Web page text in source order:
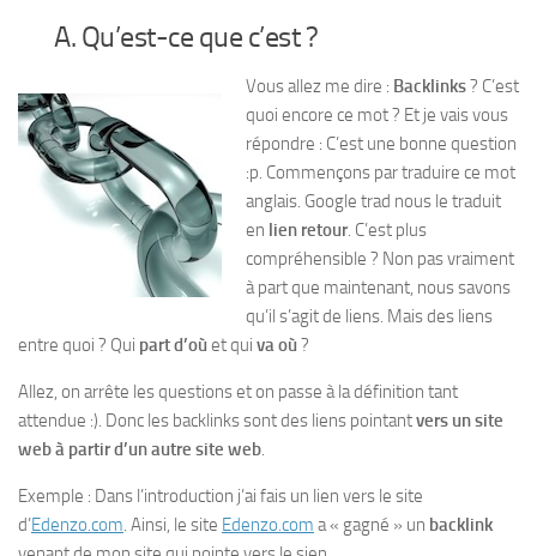
A. Qu’est-ce que c’est ?
Vous allez me dire : Backlinks? C’est
quoi encore ce mot ? Et je vais vous
répondre : C’est une bonne question
:p. Commençons par traduire ce mot
anglais. Google trad nous le traduit
en lien retour. C’est plus
compréhensible ? Non pas vraiment
à part que maintenant, nous savons
qu’il s’agit de liens. Mais des liens
entre quoi ? Qui part d’oùet qui va où?
Allez, on arrête les questions et on passe à la définition tant
attendue :). Donc les backlinks sont des liens pointantvers un site
web à partir d’un autre site web.
Exemple : Dans l’introduction j’ai fais un lien vers le site
d’Edenzo.com. Ainsi, le site Edenzo.com a « gagné » un backlink